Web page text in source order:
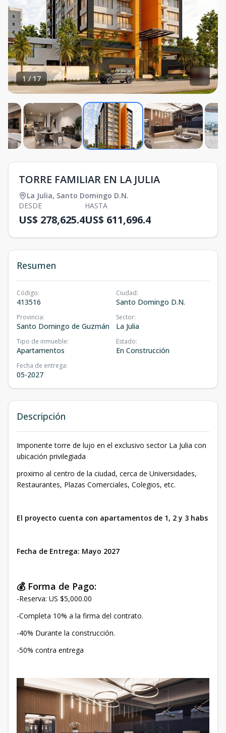
1/17
TORRE FAMILIAR EN LA JULIA
La Julia, Santo Domingo D.N.
DESDE
US$ 278,625.4
HASTA
US$ 611,696.4
Resumen
Código:
413516
Ciudad:
Santo Domingo D.N.
Provincia:
Santo Domingo de Guzmán
Sector:
La Julia
Tipo de inmueble:
Apartamentos
Estado:
En Construcción
Fecha de entrega:
05-2027
Descripción
Imponente torre de lujo en el exclusivo sector La Julia con
ubicación privilegiada
proximo al centro de la ciudad, cerca de Universidades,
Restaurantes, Plazas Comerciales, Colegios, etc.
El proyecto cuenta con apartamentos de 1, 2 y 3 habs
Fecha de Entrega: Mayo 2027
💰 Forma de Pago:
-Reserva: US $5,000.00
-Completa 10% a la firma del contrato.
-40% Durante la construcción.
-50% contra entrega